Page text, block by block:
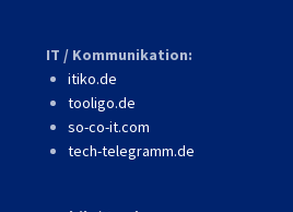
IT / Kommunikation:
itiko.de
tooligo.de
so-co-it.com
tech-telegramm.de